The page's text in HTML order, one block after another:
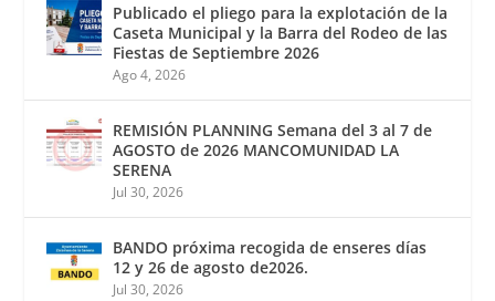
Publicado el pliego para la explotación de la
Caseta Municipal y la Barra del Rodeo de las
Fiestas de Septiembre 2026
Ago 4, 2026
REMISIÓN PLANNING Semana del 3 al 7 de
AGOSTO de 2026 MANCOMUNIDAD LA
SERENA
Jul 30, 2026
BANDO próxima recogida de enseres días
12 y 26 de agosto de2026.
Jul 30, 2026